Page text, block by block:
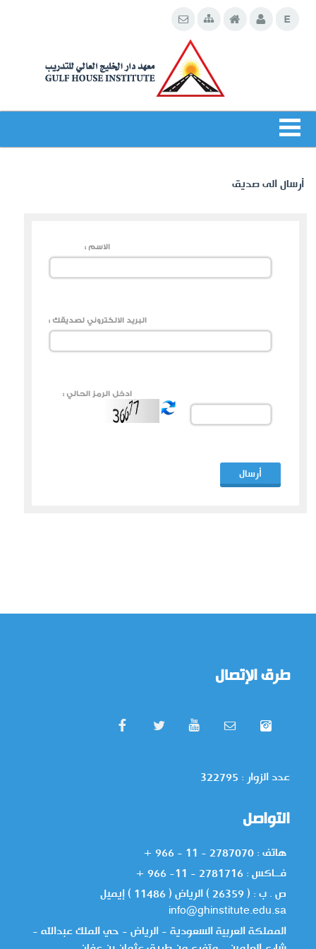
أرسال الى صديق
الاسم :
البريد الالكتروني لصديقك :
ادخل الرمز الحالي :
طرق الإتصال
عدد الزوار : 322795
التواصل
هاتف : 2787070 - 11 - 966 +
فــاكس : 2781716 - 11- 966 +
ص . ب : ( 26359 ) الرياض ( 11486 ) إيميل
info@ghinstitute.edu.sa
المملكة العربية السعودية - الرياض - حي الملك عبدالله -